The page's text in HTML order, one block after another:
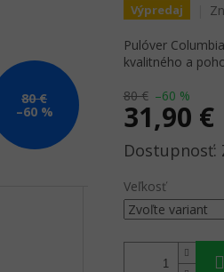
80 €
–60 %
Výpredaj
80 € –60 %
31,90 €
Jednotková
Veľkosť
Pulóver
kvalitného a